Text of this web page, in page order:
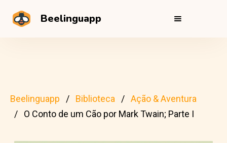
Beelinguapp
Beelinguapp Biblioteca
Ação & Aventura
O Conto de um Cão por Mark Twain; Parte I